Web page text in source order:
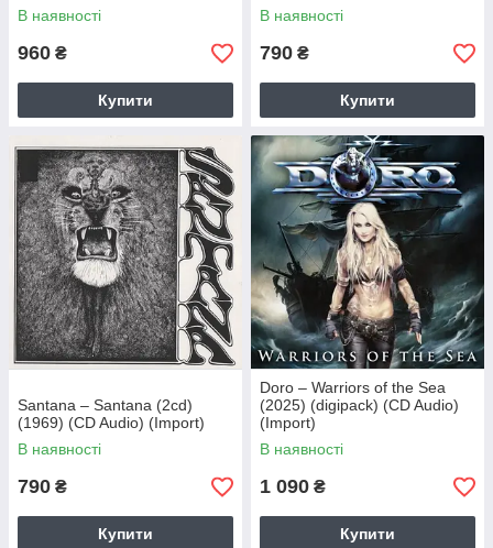
В наявності
960 ₴
Купити
В наявності
790 ₴
Купити
Santana – Santana (2cd)
(1969) (CD Audio) (Import)
В наявності
790 ₴
Купити
Doro – Warriors of the Sea
(2025) (digipack) (CD Audio)
(Import)
В наявності
1 090 ₴
Купити